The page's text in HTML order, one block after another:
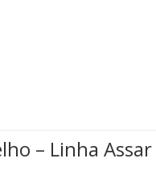
– Linha